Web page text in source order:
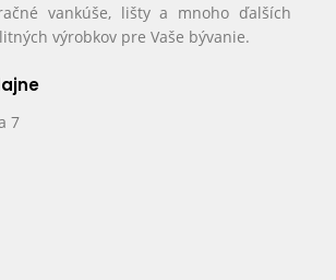
vankúše, lišty a mnoho ďalších
výrobkov pre Vaše bývanie.
7